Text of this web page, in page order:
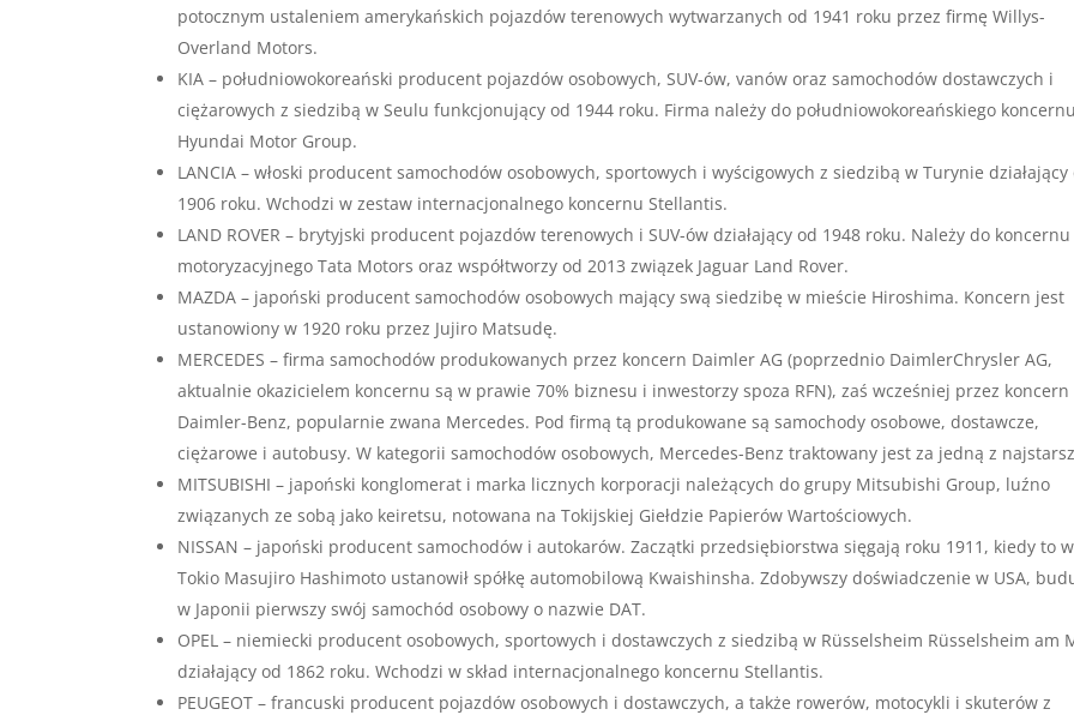
potocznym ustaleniem amerykańskich pojazdów terenowych wytwarzanych od 1941 roku przez firmę Willys-
Overland Motors.
KIA – południowokoreański producent pojazdów osobowych, SUV-ów, vanów oraz samochodów dostawczych i
ciężarowych z siedzibą w Seulu funkcjonujący od 1944 roku. Firma należy do południowokoreańskiego koncernu
Hyundai Motor Group.
LANCIA – włoski producent samochodów osobowych, sportowych i wyścigowych z siedzibą w Turynie działający
1906 roku. Wchodzi w zestaw internacjonalnego koncernu Stellantis.
LAND ROVER – brytyjski producent pojazdów terenowych i SUV-ów działający od 1948 roku. Należy do koncernu
motoryzacyjnego Tata Motors oraz współtworzy od 2013 związek Jaguar Land Rover.
MAZDA – japoński producent samochodów osobowych mający swą siedzibę w mieście Hiroshima. Koncern jest
ustanowiony w 1920 roku przez Jujiro Matsudę.
MERCEDES – firma samochodów produkowanych przez koncern Daimler AG (poprzednio DaimlerChrysler AG,
aktualnie okazicielem koncernu są w prawie 70% biznesu i inwestorzy spoza RFN), zaś wcześniej przez koncern
Daimler-Benz, popularnie zwana Mercedes. Pod firmą tą produkowane są samochody osobowe, dostawcze,
ciężarowe i autobusy. W kategorii samochodów osobowych, Mercedes-Benz traktowany jest za jedną z
MITSUBISHI – japoński konglomerat i marka licznych korporacji należących do grupy Mitsubishi Group, luźno
związanych ze sobą jako keiretsu, notowana na Tokijskiej Giełdzie Papierów Wartościowych.
NISSAN – japoński producent samochodów i autokarów. Zaczątki przedsiębiorstwa sięgają roku 1911, kiedy to w
Tokio Masujiro Hashimoto ustanowił spółkę automobilową Kwaishinsha. Zdobywszy doświadczenie w USA,
w Japonii pierwszy swój samochód osobowy o nazwie DAT.
OPEL – niemiecki producent osobowych, sportowych i dostawczych z siedzibą w Rüsselsheim Rüsselsheim am
działający od 1862 roku. Wchodzi w skład internacjonalnego koncernu Stellantis.
PEUGEOT – francuski producent pojazdów osobowych i dostawczych, a także rowerów, motocykli i skuterów z